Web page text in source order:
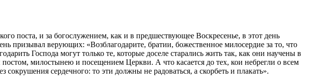
поста, и за богослужением, как и в предшествующее Воскресенье, в этот день
призывал верующих: «Возблагодарите, братии, божественное милосердие за то, что
Господа могут только те, которые доселе старались жить так, как они научены в
милостынею и посещением Церкви. А что касается до тех, кои небрегли о всем
сердечного: то эти должны не радоваться, а скорбеть и плакать».